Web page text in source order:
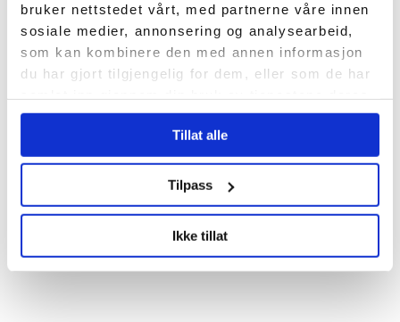
bruker nettstedet vårt, med partnerne våre innen
sosiale medier, annonsering og analysearbeid,
som kan kombinere den med annen informasjon
du har gjort tilgjengelig for dem, eller som de har
Tillat alle
Tilpass
Ikke tillat